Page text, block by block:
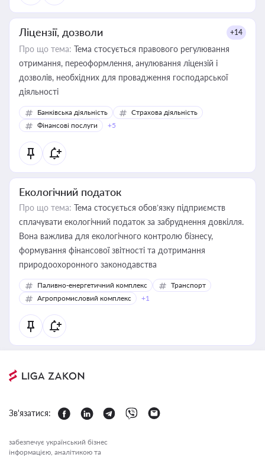
Ліцензії, дозволи +14
Про що тема: Тема стосується правового регулювання
отримання, переоформлення, анулювання ліцензій і
дозволів, необхідних для провадження господарської
діяльності
Банківська діяльність
Страхова діяльність
Фінансові послуги
+5
Екологічний податок
Про що тема: Тема стосується обов’язку підприємств
сплачувати екологічний податок за забруднення довкілля.
Вона важлива для екологічного контролю бізнесу,
формування фінансової звітності та дотримання
природоохоронного законодавства
Паливно-енергетичний комплекс
Транспорт
Агропромисловий комплекс
+1
Зв'язатися:
забезпечує український бізнес
інформацією, аналітикою та